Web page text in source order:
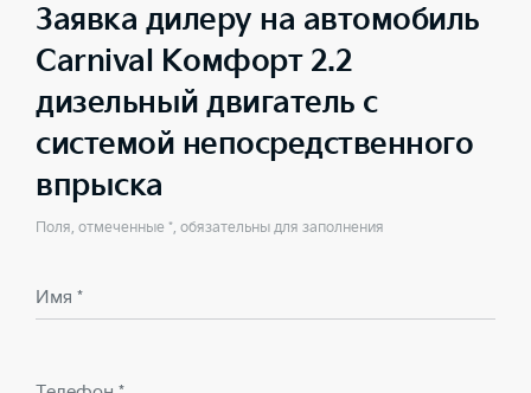
Заявка дилеру на автомобиль
Carnival Комфорт 2.2
дизельный двигатель с
системой непосредственного
впрыска
Поля, отмеченные *, обязательны для заполнения
Имя *